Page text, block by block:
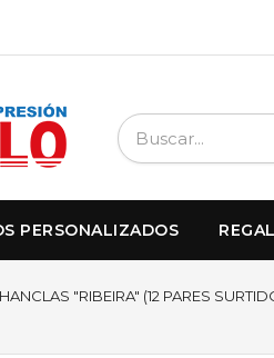
PERSONALIZADOS
"RIBEIRA" (12 PARES